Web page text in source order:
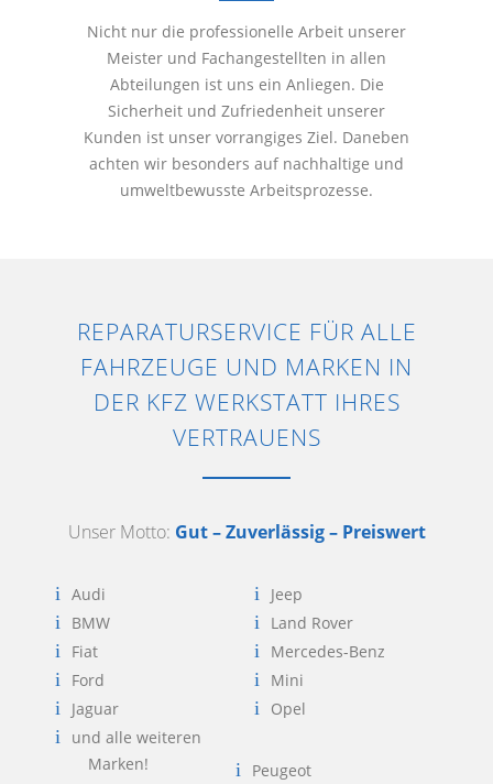
Nicht nur die professionelle Arbeit unserer
Meister und Fachangestellten in allen
Abteilungen ist uns ein Anliegen. Die
Sicherheit und Zufriedenheit unserer
Kunden ist unser vorrangiges Ziel. Daneben
achten wir besonders auf nachhaltige und
umweltbewusste Arbeitsprozesse.
REPARATURSERVICE FÜR ALLE
FAHRZEUGE UND MARKEN IN
DER KFZ WERKSTATT IHRES
VERTRAUENS
Unser Motto: Gut – Zuverlässig – Preiswert
Audi
BMW
Fiat
Ford
Jaguar
und alle weiteren
Marken!
Jeep
Land Rover
Mercedes-Benz
Mini
Opel
Peugeot